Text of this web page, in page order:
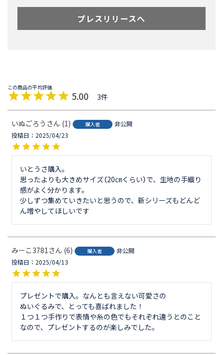
プレスリリースへ
5.00 3
いぬごろう 1 購入者
非公開
投稿日
2025/04/23
いとうさ購入。
思ったよりも大きめサイズ（20㎝くらい）で、生地の手織り
感がよく分かります。
少しずつ集めていきたいと思うので、新シリーズもどんど
みーこ3781 6 購入者
非公開
投稿日
2025/04/13
プレゼントで購入。なんとも言えない可愛さの
ぬいぐるみで、とっても喜ばれました！
１つ１つ手作りで表情や糸の色でもそれぞれ違うとのこと
なので、プレゼントするのが楽しみでした。